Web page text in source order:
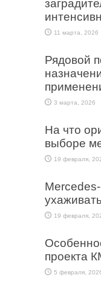
11 марта, 2026
Рядовой
3 марта, 2026
На что
выборе
19 февраля,
19 февраля,
проекта
5 февраля,